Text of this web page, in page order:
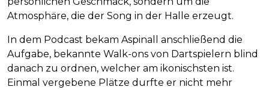
Atmosphäre, die der Song in der Halle erzeugt.
In dem Podcast bekam Aspinall anschließend die
Aufgabe, bekannte Walk-ons von Dartspielern blind
danach zu ordnen, welcher am ikonischsten ist.
Einmal vergebene Plätze durfte er nicht mehr